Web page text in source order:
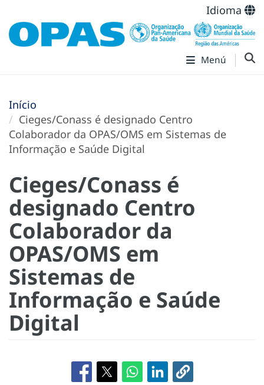
Idioma
Menú
Início
Cieges/Conass é designado Centro
Colaborador da OPAS/OMS em Sistemas de
Informação e Saúde Digital
Cieges/Conass é
designado Centro
Colaborador da
OPAS/OMS em
Sistemas de
Informação e Saúde
Digital